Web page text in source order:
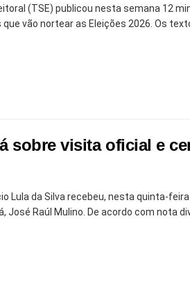
(TSE) publicou nesta semana 12
vão nortear as Eleições 2026. Os
sobre visita oficial e
Lula da Silva recebeu, nesta quinta-
José Raúl Mulino. De acordo com nota